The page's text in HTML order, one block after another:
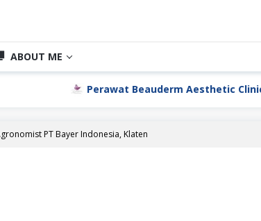
ABOUT ME
Perawat Beauderm Aesthetic Clinic Jakarta Utara
PT Bayer Indonesia, Klaten